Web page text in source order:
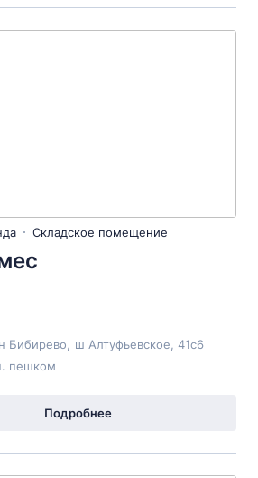
Складское помещение
Бибирево ш Алтуфьевское , 41с6
пешком
Подробнее